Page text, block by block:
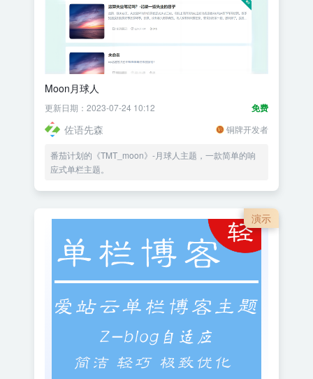
Moon月球人
免费
更新日期：2023-07-24 10:12
佐语先森 铜牌开发者
番茄计划的《TMT_moon》-月球人主题，一款简单的响
应式单栏主题。
演示